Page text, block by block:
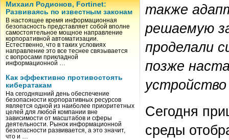
Михаил Родионов, Fortinet:
Развиваясь по известным законам
В настоящее время информационная
безопасность представляет собой вполне
самостоятельное мощное направление
корпоративной автоматизации.
Естественно, что в таких условиях
направление это все теснее связывается
с вопросами прикладной
информационной …
Как эффективно противостоять
кибератакам
На сегодняшний день обеспечение
безопасности корпоративных ресурсов
является одной из наиболее приоритетных
целей для любой компании вне
зависимости от масштабов и сферы
деятельности. Рынок информационной
безопасности развивается, а это значит,
что и …
также
решаемую
проделали
позже
Сегодня
среды